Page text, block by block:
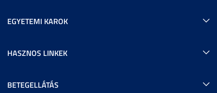
EGYETEMI KAROK
HASZNOS LINKEK
BETEGELLÁTÁS